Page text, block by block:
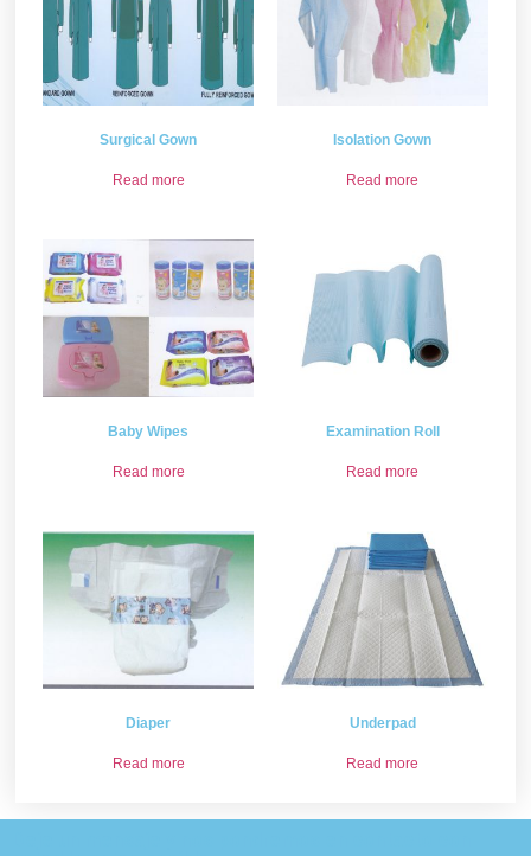
Surgical Gown
Read more
Isolation Gown
Read more
Baby Wipes
Read more
Examination Roll
Read more
Diaper
Read more
Underpad
Read more